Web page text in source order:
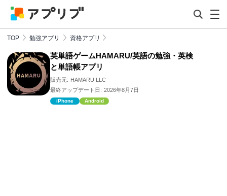
TOP 勉強アプリ 資格アプリ
英単語ゲームHAMARU/英語の勉強・英検
と単語帳アプリ
販売元: HAMARU LLC
最終アップデート日: 2026年8月7日
iPhone Android